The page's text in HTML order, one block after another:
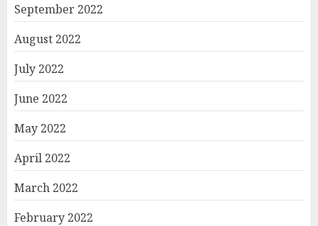
September 2022
August 2022
July 2022
June 2022
May 2022
April 2022
March 2022
February 2022